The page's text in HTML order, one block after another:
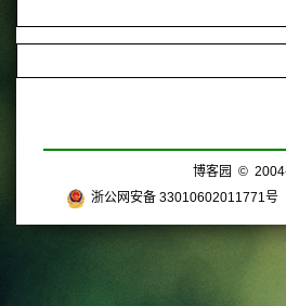
博客园 ©
浙公网安备 33010602011771号